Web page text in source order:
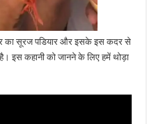
का सूरज पडियार और इसके इस कदर से
इस कहानी को जानने के लिए हमें थोड़ा